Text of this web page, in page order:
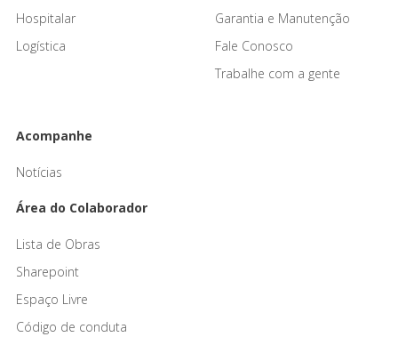
Hospitalar
Logística
Garantia e Manutenção
Fale Conosco
Trabalhe com a gente
Acompanhe
Notícias
Área do Colaborador
Lista de Obras
Sharepoint
Espaço Livre
Código de conduta